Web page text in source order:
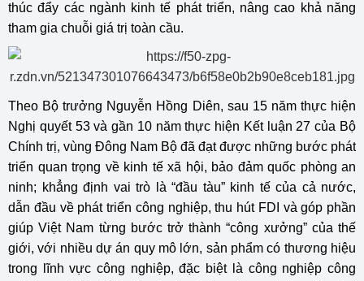
thúc đẩy các ngành kinh tế phát triển, nâng cao khả năng
tham gia chuỗi giá trị toàn cầu.
Theo Bộ trưởng Nguyễn Hồng Diên, sau 15 năm thực hiện
Nghị quyết 53 và gần 10 năm thực hiện Kết luận 27 của Bộ
Chính trị, vùng Đông Nam Bộ đã đạt được những bước phát
triển quan trọng về kinh tế xã hội, bảo đảm quốc phòng an
ninh; khẳng định vai trò là “đầu tàu” kinh tế của cả nước,
dẫn đầu về phát triển công nghiệp, thu hút FDI và góp phần
giúp Việt Nam từng bước trở thành “công xưởng” của thế
giới, với nhiều dự án quy mô lớn, sản phẩm có thương hiệu
trong lĩnh vực công nghiệp, đặc biệt là công nghiệp công